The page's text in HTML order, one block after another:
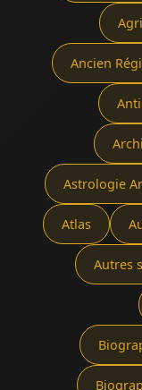
Ancien
Astrologie
Atlas
Autres